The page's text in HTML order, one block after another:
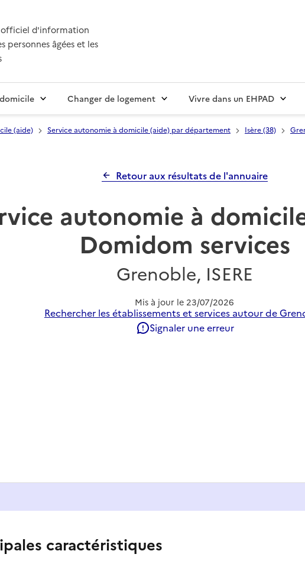
officiel d'information
personnes âgées et les
Changer de logement Vivre dans un EHPAD
(aide) Service autonomie à domicile (aide) par département Isère (38)
Retour aux résultats de l'annuaire
autonomie à
Domidom services
Grenoble, ISERE
Mis à jour le 23/07/2026
Rechercher les établissements et services autour de
Signaler une erreur
caractéristiques